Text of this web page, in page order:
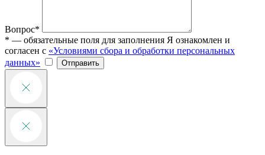
Вопрос*
* — обязательные поля для заполнения Я ознакомлен и
согласен с «Условиями сбора и обработки персональных
данных»
Отправить